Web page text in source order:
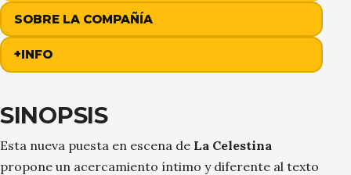
SOBRE LA COMPAÑÍA
+INFO
SINOPSIS
Esta nueva puesta en escena de La Celestina
propone un acercamiento íntimo y diferente al texto